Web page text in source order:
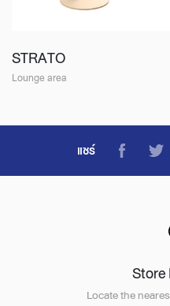
STRATO
Lounge area
แชร์
Store
Locate the